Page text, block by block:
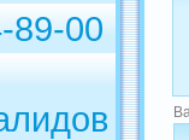
89-00